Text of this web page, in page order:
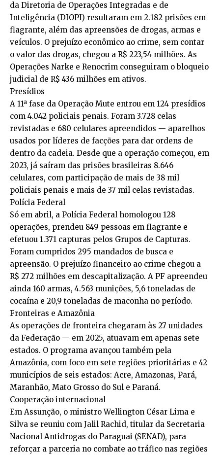
da Diretoria de Operações Integradas e de
Inteligência (DIOPI) resultaram em 2.182 prisões em
flagrante, além das apreensões de drogas, armas e
veículos. O prejuízo econômico ao crime, sem contar
o valor das drogas, chegou a R$ 223,54 milhões. As
Operações Narke e Renocrim conseguiram o bloqueio
judicial de R$ 436 milhões em ativos.
Presídios
A 11ª fase da Operação Mute entrou em 124 presídios
com 4.042 policiais penais. Foram 3.728 celas
revistadas e 680 celulares apreendidos — aparelhos
usados por líderes de facções para dar ordens de
dentro da cadeia. Desde que a operação começou, em
2023, já saíram das prisões brasileiras 8.646
celulares, com participação de mais de 38 mil
policiais penais e mais de 37 mil celas revistadas.
Polícia Federal
Só em abril, a Polícia Federal homologou 128
operações, prendeu 849 pessoas em flagrante e
efetuou 1.371 capturas pelos Grupos de Capturas.
Foram cumpridos 295 mandados de busca e
apreensão. O prejuízo financeiro ao crime chegou a
R$ 272 milhões em descapitalização. A PF apreendeu
ainda 160 armas, 4.563 munições, 5,6 toneladas de
cocaína e 20,9 toneladas de maconha no período.
Fronteiras e Amazônia
As operações de fronteira chegaram às 27 unidades
da Federação — em 2025, atuavam em apenas sete
estados. O programa avançou também pela
Amazônia, com foco em sete regiões prioritárias e 42
municípios de seis estados: Acre, Amazonas, Pará,
Maranhão, Mato Grosso do Sul e Paraná.
Cooperação internacional
Em Assunção, o ministro Wellington César Lima e
Silva se reuniu com Jalil Rachid, titular da Secretaria
Nacional Antidrogas do Paraguai (SENAD), para
reforçar a parceria no combate ao tráfico nas regiões